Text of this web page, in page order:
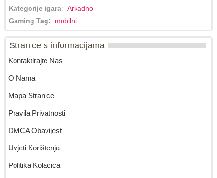
Kategorije igara: Arkadno
Gaming Tag: mobilni
Stranice s informacijama
Kontaktirajte Nas
O Nama
Mapa Stranice
Pravila Privatnosti
DMCA Obavijest
Uvjeti Korištenja
Politika Kolačića